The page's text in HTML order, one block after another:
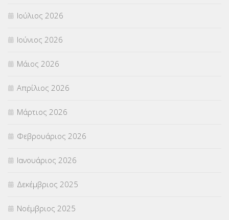
ΠΑΝΕΛΛΑΔΙΚΕΣ ΕΞΕΤΑΣΕΙΣ
ΠΡΟΚΗΡΥΞΕΙΣ
ΣΕΜΙΝΑΡΙΑ – ΗΜΕΡΙΔΕΣ
ΣΕΠ(50)
ΣΤΕΛΕΧΗ (360)
ΣΥΜΒΟΥΛΕΥΤΙΚΟΣ ΣΤΑΘΜΟΣ ΝΕΩΝ
ΣΥΝΤΑΞΕΙΣ(12)
ΣΧΟΛΙΚΟΙ ΣΥΜΒΟΥΛΟΙ
ΥΠΕΡΑΡΙΘΜΟΙ(1)
Ιούλιος 2026
Ιούνιος 2026
Μάιος 2026
Απρίλιος 2026
Μάρτιος 2026
Φεβρουάριος 2026
Ιανουάριος 2026
Δεκέμβριος 2025
Νοέμβριος 2025